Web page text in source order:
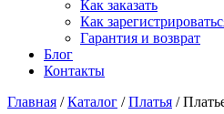
Как заказать
Как
Гарантия и возврат
Блог
Контакты
Главная /Каталог /Платья /